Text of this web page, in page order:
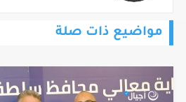
مواضيع ذات صلة